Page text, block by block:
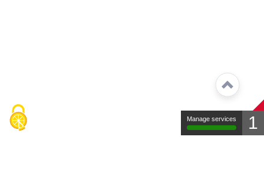
Manage services 1